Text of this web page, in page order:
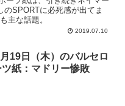
のSPORTに必死感が出てま
主な話題。
2019.07.10
19日（木）のバルセロ
紙：マドリー惨敗